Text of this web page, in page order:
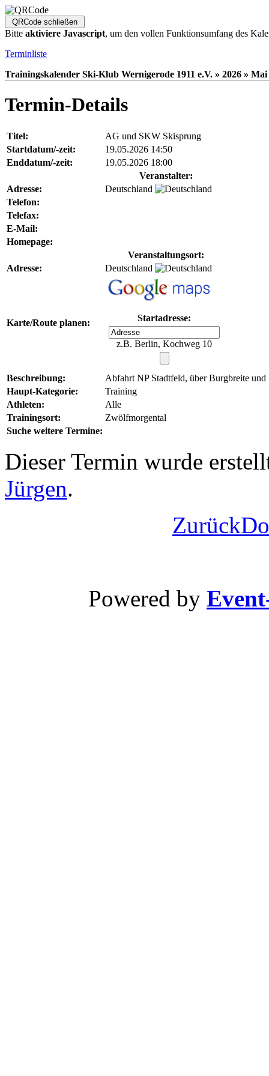
Bitte aktiviere Javascript, um den vollen Funktionsumfang des
Terminliste
Trainingskalender Ski-Klub Wernigerode 1911 e.V. » 2026 »
Termin-Details
Titel:
AG und SKW Skisprung
Startdatum/-zeit:
19.05.2026 14:50
Enddatum/-zeit:
19.05.2026 18:00
Veranstalter:
Adresse:
Deutschland
Telefon:
Telefax:
E-Mail:
Homepage:
Veranstaltungsort:
Adresse:
Deutschland
Karte/Route planen: Startadresse:
z.B. Berlin, Kochweg 10
Beschreibung:
Abfahrt NP Stadtfeld, über Burgbreite
Haupt-Kategorie:
Training
Athleten:
Alle
Trainingsort:
Zwölfmorgental
Suche weitere Termine:
Dieser Termin wurde
Jürgen.
Zurück
Powered by